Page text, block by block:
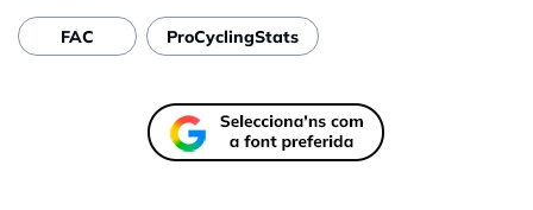
FAC ProCyclingStats